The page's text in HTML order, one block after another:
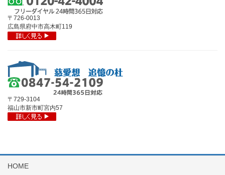
〒726-0013
広島県府中市高木町119
〒729-3104
福山市新市町宮内57
HOME